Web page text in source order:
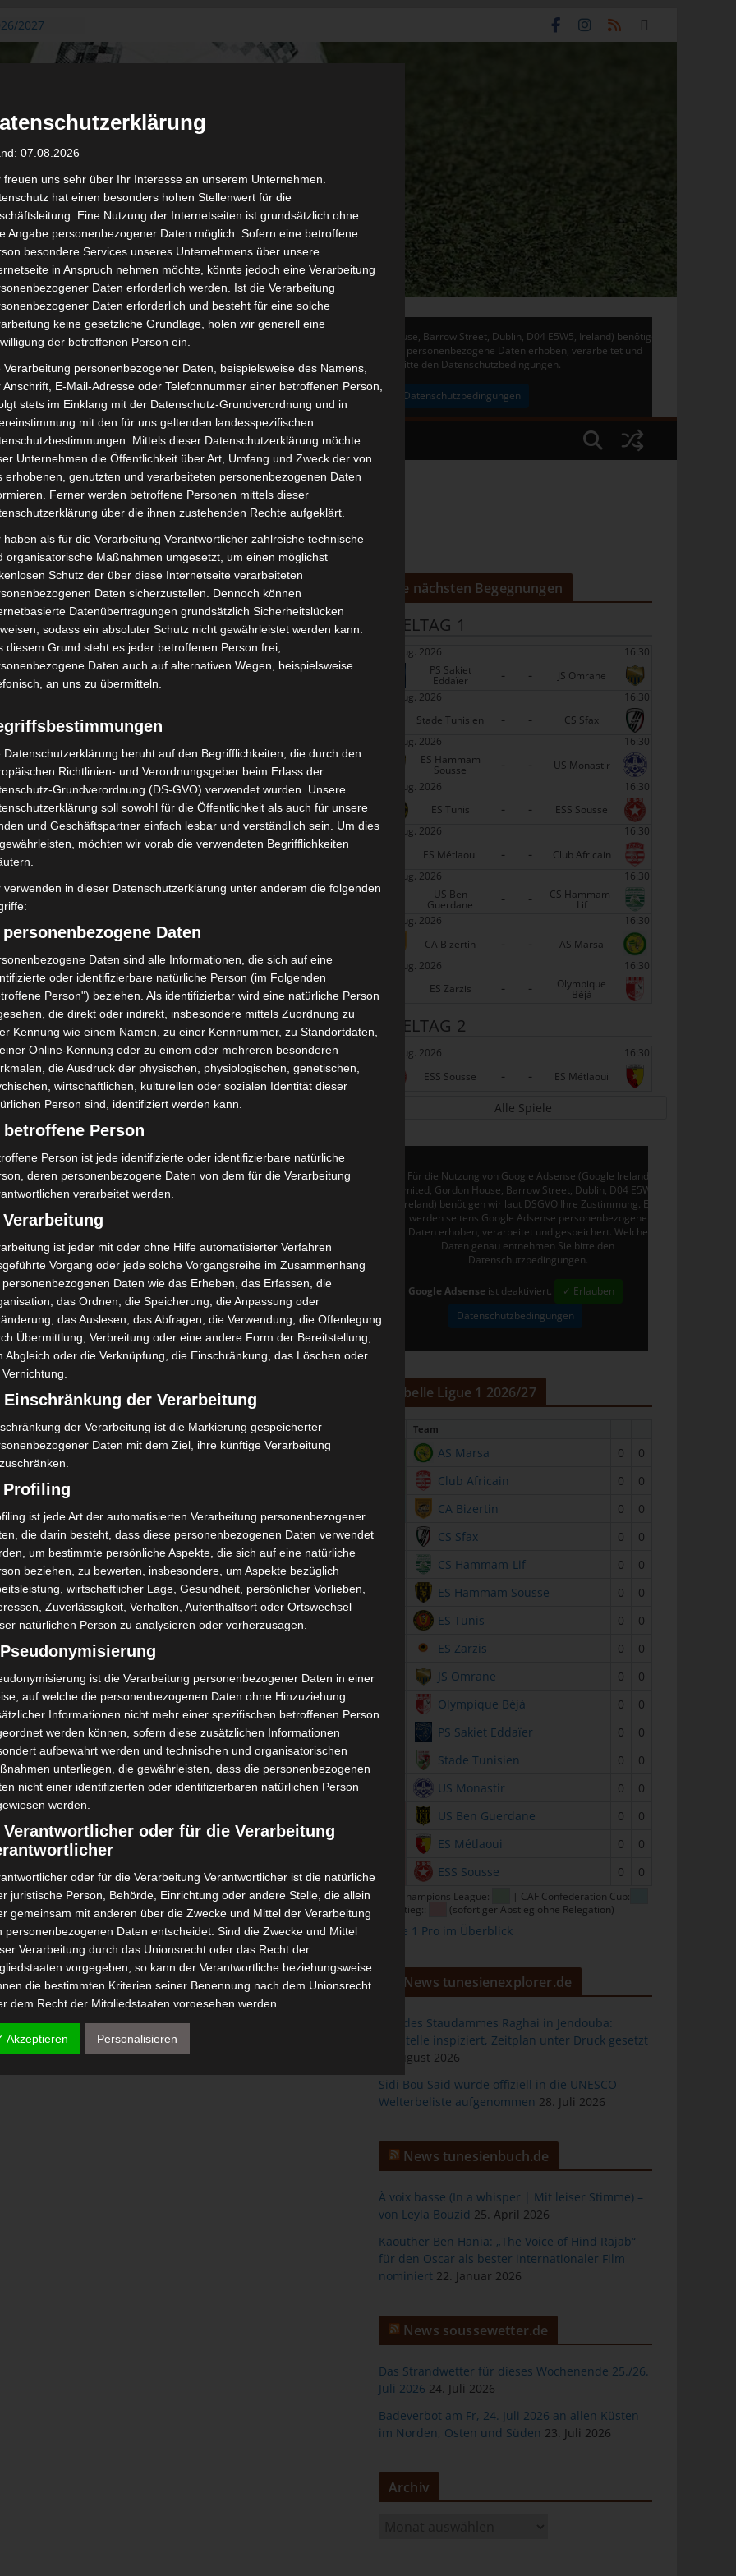
2027
August
aus der
der ersten 15
2027 –
20.
AS Soliman
zu
Für die Nutzung von Google Adsense (Google Ireland Limited, Gordon House, Barrow Street, Dublin, D04 E5W5, Ireland) benötigen
wir laut DSGVO Ihre Zustimmung. Es werden seitens Google Adsense personenbezogene Daten erhoben, verarbeitet und
gespeichert. Welche Daten genau entnehmen Sie bitte den Datenschutzbedingungen.
✓ Erlauben Datenschutzbedingungen
STADIEN IMPRESSUM
de Zarzis (ESZ) – Club Sportif Sfaxien (CSS)
2026-14:00
2025/2026 - Ligue 1| Spieltag 16
0-1
:2 Club Sportif Sfaxien (CSS)
Khattab Tataouine
19' Tor
O. Ben Ali
83' Tor
E. Ogbole
Club Sportif Sfaxien (CSS)
O O. Ben Ali
O E. Ogbole
Spiel zwischen Espérance Sportive de Zarzis und Club
Uhr im Nejib-Khattab-Stadion in Tataouine auszutragen.
der gegen ES Zarzis verhängten Sanktion ist, drei Spiele
Ben
Étoile Sportive du Sahel Sousse (ESS) – Jeunesse
Die nächsten Begegnungen
SPIELTAG 1
22 Aug. 2026
16:30
PS Sakiet
Eddaïer - -
JS Omrane
22 Aug. 2026
16:30
Stade Tunisien
- -
CS Sfax
22 Aug. 2026
16:30
ES Hammam
Sousse - -
US Monastir
22 Aug. 2026
16:30
ES Tunis
- -
ESS Sousse
22 Aug. 2026
16:30
ES Métlaoui
- -
Club Africain
22 Aug. 2026
16:30
US Ben
Guerdane - - CS Hammam-
Lif
22 Aug. 2026
16:30
CA Bizertin
- -
AS Marsa
22 Aug. 2026
16:30
ES Zarzis
- - Olympique
Béjà
SPIELTAG 2
29 Aug. 2026
16:30
ESS Sousse
- - ES Métlaoui
Alle Spiele
Für die Nutzung von Google Adsense (Google Ireland
Limited, Gordon House, Barrow Street, Dublin, D04 E5W5,
Ireland) benötigen wir laut DSGVO Ihre Zustimmung. Es
werden seitens Google Adsense personenbezogene
Daten erhoben, verarbeitet und gespeichert. Welche
Daten genau entnehmen Sie bitte den
Datenschutzbedingungen.
Google Adsense ist deaktiviert.
✓ Erlauben
Datenschutzbedingungen
Tabelle Ligue 1 2026/27
Team
AS Marsa 0
0
Club Africain 0
0
CA Bizertin 0
0
CS Sfax 0
0
CS Hammam-Lif 0
0
ES Hammam Sousse 0
0
ES Tunis 0
0
ES Zarzis 0
0
JS Omrane 0
0
Olympique Béjà 0
0
PS Sakiet Eddaïer 0
0
Stade Tunisien 0
0
US Monastir 0
0
US Ben Guerdane 0
0
ES Métlaoui 0
0
ESS Sousse 0 0
CAF Champions League:
| CAF Confederation Cup:
| Abstieg::
(sofortiger Abstieg ohne Relegation)
Ligue 1 Pro im Überblick
News tunesienexplorer.de
Bau des Staudammes Raghai in Jendouba:
Baustelle inspiziert, Zeitplan unter Druck gesetzt
2. August 2026
Sidi Bou Said wurde offiziell in die UNESCO-
Welterbeliste aufgenommen 28. Juli 2026
News tunesienbuch.de
À voix basse (In a whisper | Mit leiser Stimme) –
von Leyla Bouzid 25. April 2026
Kaouther Ben Hania: „The Voice of Hind Rajab“
für den Oscar als bester internationaler Film
nominiert 22. Januar 2026
News soussewetter.de
Das Strandwetter für dieses Wochenende 25./26.
Juli 2026 24. Juli 2026
Badeverbot am Fr, 24. Juli 2026 an allen Küsten
im Norden, Osten und Süden 23. Juli 2026
Archiv
07.08.2026
freuen uns sehr über Ihr Interesse an unserem Unternehmen.
hat einen besonders hohen Stellenwert für die
Eine Nutzung der Internetseiten ist grundsätzlich ohne
Angabe personenbezogener Daten möglich. Sofern eine betroffene
besondere Services unseres Unternehmens über unsere
in Anspruch nehmen möchte, könnte jedoch eine Verarbeitung
Daten erforderlich werden. Ist die Verarbeitung
Daten erforderlich und besteht für eine solche
keine gesetzliche Grundlage, holen wir generell eine
der betroffenen Person ein.
Verarbeitung personenbezogener Daten, beispielsweise des Namens,
Anschrift, E-Mail-Adresse oder Telefonnummer einer betroffenen Person,
stets im Einklang mit der Datenschutz-Grundverordnung und in
mit den für uns geltenden landesspezifischen
Mittels dieser Datenschutzerklärung möchte
Unternehmen die Öffentlichkeit über Art, Umfang und Zweck der von
erhobenen, genutzten und verarbeiteten personenbezogenen Daten
Ferner werden betroffene Personen mittels dieser
über die ihnen zustehenden Rechte aufgeklärt.
haben als für die Verarbeitung Verantwortlicher zahlreiche technische
organisatorische Maßnahmen umgesetzt, um einen möglichst
Schutz der über diese Internetseite verarbeiteten
Daten sicherzustellen. Dennoch können
Datenübertragungen grundsätzlich Sicherheitslücken
sodass ein absoluter Schutz nicht gewährleistet werden kann.
diesem Grund steht es jeder betroffenen Person frei,
Daten auch auf alternativen Wegen, beispielsweise
an uns zu übermitteln.
Datenschutzerklärung beruht auf den Begrifflichkeiten, die durch den
Richtlinien- und Verordnungsgeber beim Erlass der
Grundverordnung (DS-GVO) verwendet wurden. Unsere
soll sowohl für die Öffentlichkeit als auch für unsere
und Geschäftspartner einfach lesbar und verständlich sein. Um dies
möchten wir vorab die verwendeten Begrifflichkeiten
verwenden in dieser Datenschutzerklärung unter anderem die folgenden
personenbezogene Daten
Daten sind alle Informationen, die sich auf eine
oder identifizierbare natürliche Person (im Folgenden
Person") beziehen. Als identifizierbar wird eine natürliche Person
die direkt oder indirekt, insbesondere mittels Zuordnung zu
Kennung wie einem Namen, zu einer Kennnummer, zu Standortdaten,
Online-Kennung oder zu einem oder mehreren besonderen
die Ausdruck der physischen, physiologischen, genetischen,
wirtschaftlichen, kulturellen oder sozialen Identität dieser
Person sind, identifiziert werden kann.
betroffene Person
Person ist jede identifizierte oder identifizierbare natürliche
deren personenbezogene Daten von dem für die Verarbeitung
verarbeitet werden.
ist jeder mit oder ohne Hilfe automatisierter Verfahren
Vorgang oder jede solche Vorgangsreihe im Zusammenhang
personenbezogenen Daten wie das Erheben, das Erfassen, die
das Ordnen, die Speicherung, die Anpassung oder
das Auslesen, das Abfragen, die Verwendung, die Offenlegung
Übermittlung, Verbreitung oder eine andere Form der Bereitstellung,
Abgleich oder die Verknüpfung, die Einschränkung, das Löschen oder
Einschränkung der Verarbeitung
der Verarbeitung ist die Markierung gespeicherter
Daten mit dem Ziel, ihre künftige Verarbeitung
Profiling
ist jede Art der automatisierten Verarbeitung personenbezogener
die darin besteht, dass diese personenbezogenen Daten verwendet
um bestimmte persönliche Aspekte, die sich auf eine natürliche
beziehen, zu bewerten, insbesondere, um Aspekte bezüglich
wirtschaftlicher Lage, Gesundheit, persönlicher Vorlieben,
Zuverlässigkeit, Verhalten, Aufenthaltsort oder Ortswechsel
natürlichen Person zu analysieren oder vorherzusagen.
ist die Verarbeitung personenbezogener Daten in einer
auf welche die personenbezogenen Daten ohne Hinzuziehung
Informationen nicht mehr einer spezifischen betroffenen Person
werden können, sofern diese zusätzlichen Informationen
aufbewahrt werden und technischen und organisatorischen
unterliegen, die gewährleisten, dass die personenbezogenen
nicht einer identifizierten oder identifizierbaren natürlichen Person
werden.
Verantwortlicher oder für die Verarbeitung
oder für die Verarbeitung Verantwortlicher ist die natürliche
juristische Person, Behörde, Einrichtung oder andere Stelle, die allein
gemeinsam mit anderen über die Zwecke und Mittel der Verarbeitung
personenbezogenen Daten entscheidet. Sind die Zwecke und Mittel
Verarbeitung durch das Unionsrecht oder das Recht der
vorgegeben, so kann der Verantwortliche beziehungsweise
die bestimmten Kriterien seiner Benennung nach dem Unionsrecht
dem Recht der Mitgliedstaaten vorgesehen werden.
ist eine natürliche oder juristische Person, Behörde,
ist jede von der betroffenen Person freiwillig für den bestimmten
Akzeptieren Personalisieren